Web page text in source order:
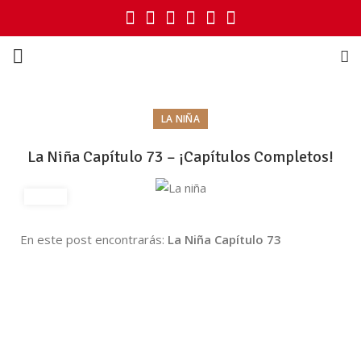
LA NIÑA
La Niña Capítulo 73 – ¡Capítulos Completos!
En este post encontrarás: La Niña Capítulo 73